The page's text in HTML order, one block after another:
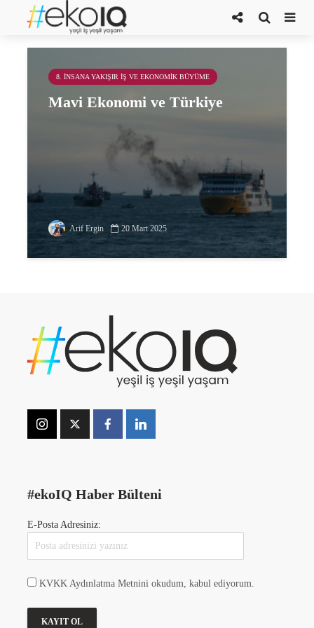
Doğal Hayatı Koruma Derneği
8. İNSANA YAKIŞIR İŞ VE EKONOMIK BÜYÜME
Mavi Ekonomi ve Türkiye
Arif Ergin 20 Mart 2025
#ekoIQ Haber Bülteni
E-Posta Adresiniz:
KVKK Aydınlatma Metnini okudum, kabul ediyorum.